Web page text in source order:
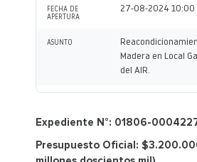
FECHA DE
APERTURA
27-08-2024 10:00
ASUNTO
Madera en Local
del AIR.
Expediente N°: 01806-
Presupuesto Oficial: